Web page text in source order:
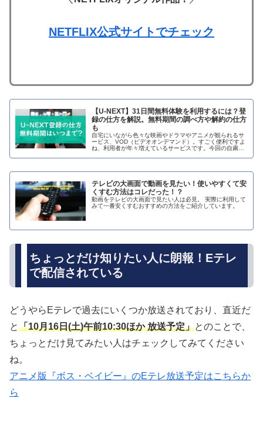
NETFLIX公式サイトでチェック
【U-NEXT】31日間無料体験を利用するには？登
録の仕方を解説。無料期間の調べ方や解約の仕方
も
自宅にいながら色々な映画やドラマやアニメが観られるサ
ービス、VOD（ビデオオンデマンド）。すごく便利ですよ
ね、利用者が年々増えているサービスです。今回の自粛を
の？」…
テレビの大画面で動画を見たい！使いやすくて安
くすむ方法はコレだった！？
動画をテレビの大画面で見たい人は必見。 実際に利用して
みて一番安くすむおすすめの方法をご紹介しています。
ちょっとだけ知りたい人に朗報！Eテレ
で配信されている
どうやらEテレで過去にいくつか放送されており、直近だ
と「10月16日(土)午前10:30ほか 放送予定」とのことで、
ちょっとだけ見てみたい人はチェックしてみてください
ね。
アニメ版『ボス・ベイビー』のEテレ放送予定はこちらか
ら